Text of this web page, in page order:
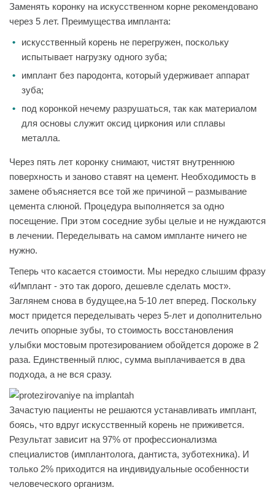
Заменять коронку на искусственном корне рекомендовано
через 5 лет. Преимущества импланта:
искусственный корень не перегружен, поскольку
испытывает нагрузку одного зуба;
имплант без пародонта, который удерживает аппарат
зуба;
под коронкой нечему разрушаться, так как материалом
для основы служит оксид циркония или сплавы
металла.
Через пять лет коронку снимают, чистят внутреннюю
поверхность и заново ставят на цемент. Необходимость в
замене объясняется все той же причиной – размывание
цемента слюной. Процедура выполняется за одно
посещение. При этом соседние зубы целые и не нуждаются
в лечении. Переделывать на самом импланте ничего не
нужно.
Теперь что касается стоимости. Мы нередко слышим фразу
«Имплант - это так дорого, дешевле сделать мост».
Заглянем снова в будущее,на 5-10 лет вперед. Поскольку
мост придется переделывать через 5-лет и дополнительно
лечить опорные зубы, то стоимость восстановления
улыбки мостовым протезированием обойдется дороже в 2
раза. Единственный плюс, сумма выплачивается в два
подхода, а не вся сразу.
Зачастую пациенты не решаются устанавливать имплант,
боясь, что вдруг искусственный корень не приживется.
Результат зависит на 97% от профессионализма
специалистов (имплантолога, дантиста, зуботехника). И
только 2% приходится на индивидуальные особенности
человеческого организм.